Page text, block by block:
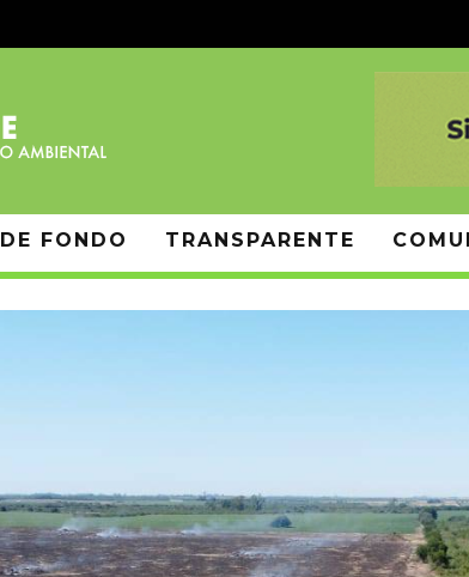
DE FONDO TRANSPARENTE